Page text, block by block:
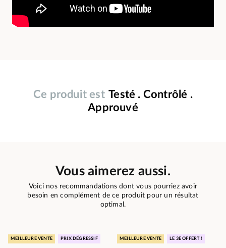
Ce produit est Testé . Contrôlé .
Approuvé
Vous aimerez aussi.
Voici nos recommandations dont vous pourriez avoir
besoin en complément de ce produit pour un résultat
optimal.
MEILLEURE VENTE PRIX DÉGRESSIF MEILLEURE VENTE LE 3E OFFERT !